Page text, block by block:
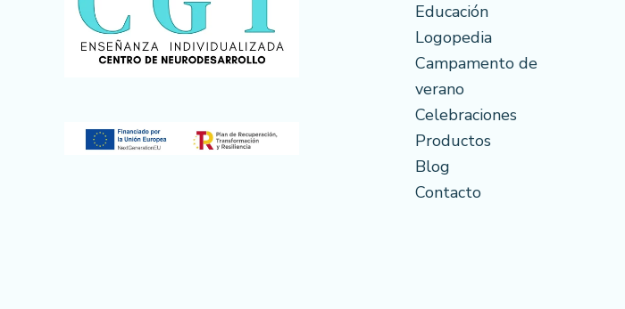
Educación
Logopedia
Campamento de
verano
Celebraciones
Productos
Blog
Contacto